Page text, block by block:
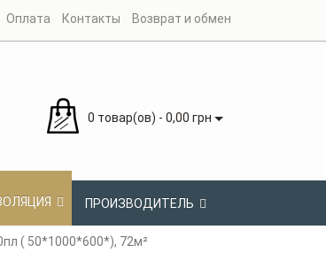
Оплата Контакты Возврат и обмен
0 товар(ов) - 0,00 грн
ПРОИЗВОДИТЕЛЬ
( 50*1000*600*), 72м²